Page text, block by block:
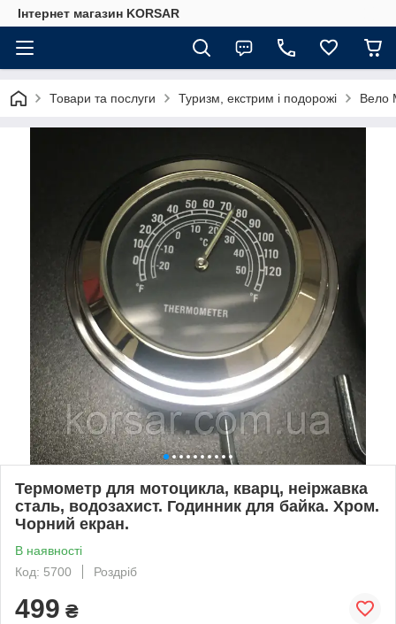
Iнтернет магазин KORSAR
Товари та послуги Туризм, екстрим і подорожі Вело
Термометр для мотоцикла, кварц, неіржавка
сталь, водозахист. Годинник для байка. Хром.
Чорний екран.
В наявності
Код: 5700
Роздріб
499 ₴